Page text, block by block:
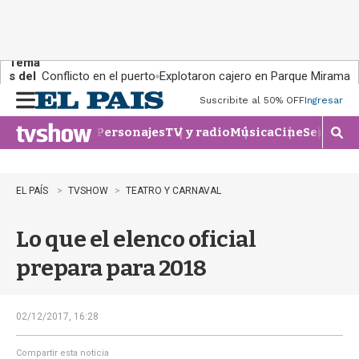
Tema
s del
día:
Conflicto en el puerto Explotaron cajero en Parque Miramar
n
u
Suscribite al 50% OFFIngresar
PersonajesTV y radioMúsicaCineSeries
M
o
e
EL PAÍS TVSHOW TEATRO Y CARNAVAL
Lo que el elenco oficial
prepara para 2018
02/12/2017, 16:28
Compartir esta noticia